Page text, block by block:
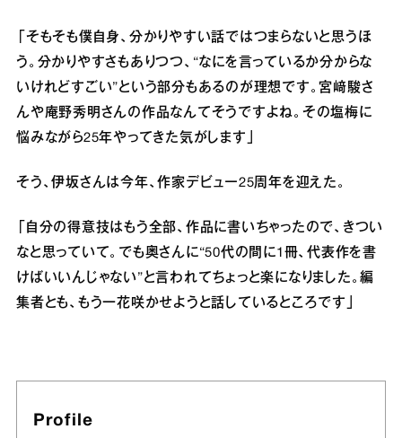
「そもそも僕自身、分かりやすい話ではつまらないと思うほ
う。分かりやすさもありつつ、“なにを言っているか分からな
いけれどすごい”という部分もあるのが理想です。宮﨑駿さ
んや庵野秀明さんの作品なんてそうですよね。その塩梅に
悩みながら25年やってきた気がします」
そう、伊坂さんは今年、作家デビュー25周年を迎えた。
「自分の得意技はもう全部、作品に書いちゃったので、きつい
なと思っていて。でも奥さんに“50代の間に1冊、代表作を書
けばいいんじゃない”と言われてちょっと楽になりました。編
集者とも、もう一花咲かせようと話しているところです」
Profile